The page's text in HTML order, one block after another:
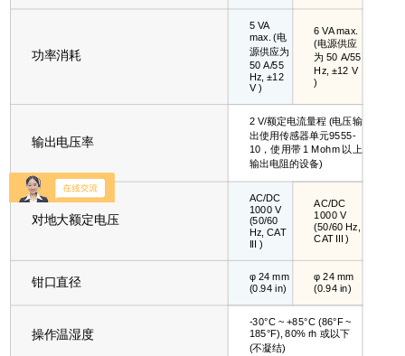
功率消耗
5 VA
max. (电
源供应为
50 A/55
Hz, ±12
V )
6 VA max.
(电源供应
为 50 A/55
Hz, ±12 V
)
输出电压率
2 V/额定电流量程 (电压输
出使用传感器单元9555-
10，使用带 1 Mohm 以上
输出电阻的设备)
对地大额定电压
AC/DC
1000 V
(50/60
Hz, CAT
III )
AC/DC
1000 V
(50/60 Hz,
CAT III )
钳口直径 φ 24 mm
(0.94 in)
φ 24 mm
(0.94 in)
操作温湿度
-30°C ~ +85°C (86°F ~
185°F), 80% rh 或以下
(不凝结)